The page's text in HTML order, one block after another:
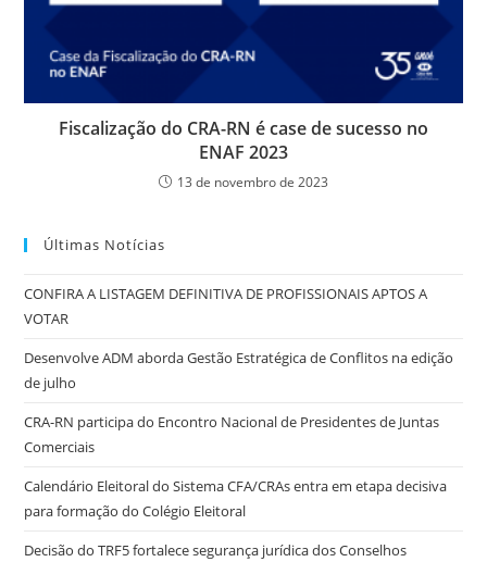
Fiscalização do CRA-RN é case de sucesso no
ENAF 2023
13 de novembro de 2023
Últimas Notícias
CONFIRA A LISTAGEM DEFINITIVA DE PROFISSIONAIS APTOS A
VOTAR
Desenvolve ADM aborda Gestão Estratégica de Conflitos na edição
de julho
CRA-RN participa do Encontro Nacional de Presidentes de Juntas
Comerciais
Calendário Eleitoral do Sistema CFA/CRAs entra em etapa decisiva
para formação do Colégio Eleitoral
Decisão do TRF5 fortalece segurança jurídica dos Conselhos